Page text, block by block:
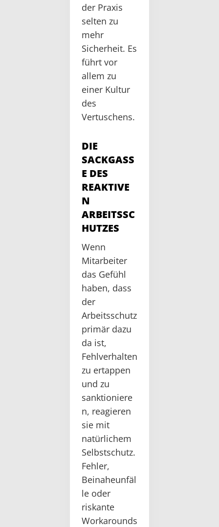
der Praxis
selten zu
mehr
Sicherheit. Es
führt vor
allem zu
einer Kultur
des
Vertuschens.
DIE
SACKGASS
E DES
REAKTIVE
N
ARBEITSSC
HUTZES
Wenn
Mitarbeiter
das Gefühl
haben, dass
der
Arbeitsschutz
primär dazu
da ist,
Fehlverhalten
zu ertappen
und zu
sanktioniere
n, reagieren
sie mit
natürlichem
Selbstschutz.
Fehler,
Beinaheunfäl
le oder
riskante
Workarounds